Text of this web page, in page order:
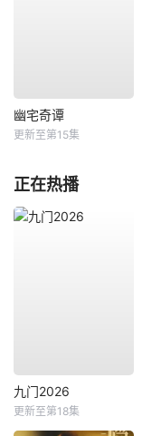
幽宅奇谭
更新至第15集
正在热播
九门2026
更新至第18集